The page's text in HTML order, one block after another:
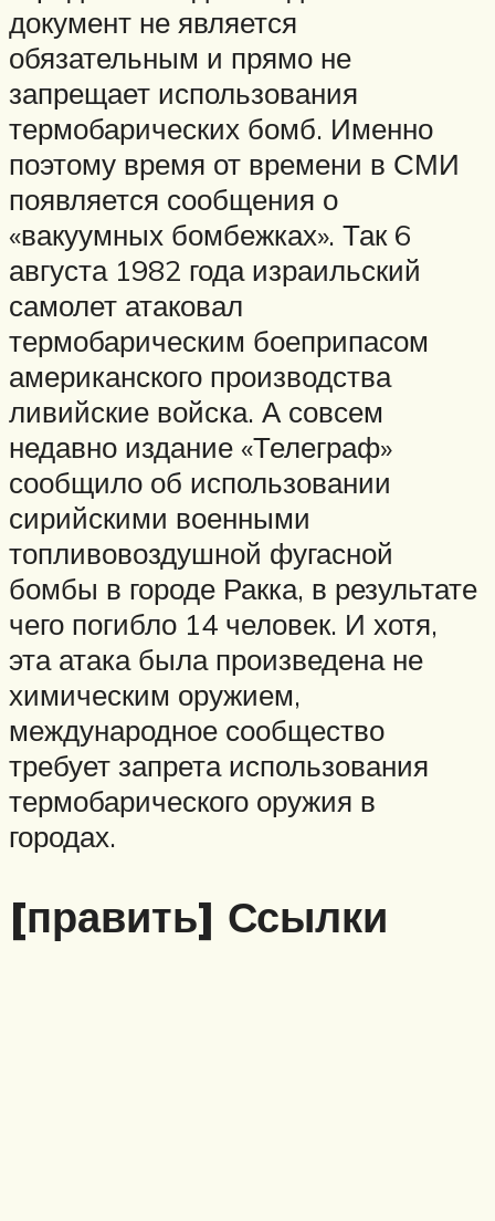
документ не является
обязательным и прямо не
запрещает использования
термобарических бомб. Именно
поэтому время от времени в СМИ
появляется сообщения о
«вакуумных бомбежках». Так 6
августа 1982 года израильский
самолет атаковал
термобарическим боеприпасом
американского производства
ливийские войска. А совсем
недавно издание «Телеграф»
сообщило об использовании
сирийскими военными
топливовоздушной фугасной
бомбы в городе Ракка, в результате
чего погибло 14 человек. И хотя,
эта атака была произведена не
химическим оружием,
международное сообщество
требует запрета использования
термобарического оружия в
городах.
[править] Ссылки